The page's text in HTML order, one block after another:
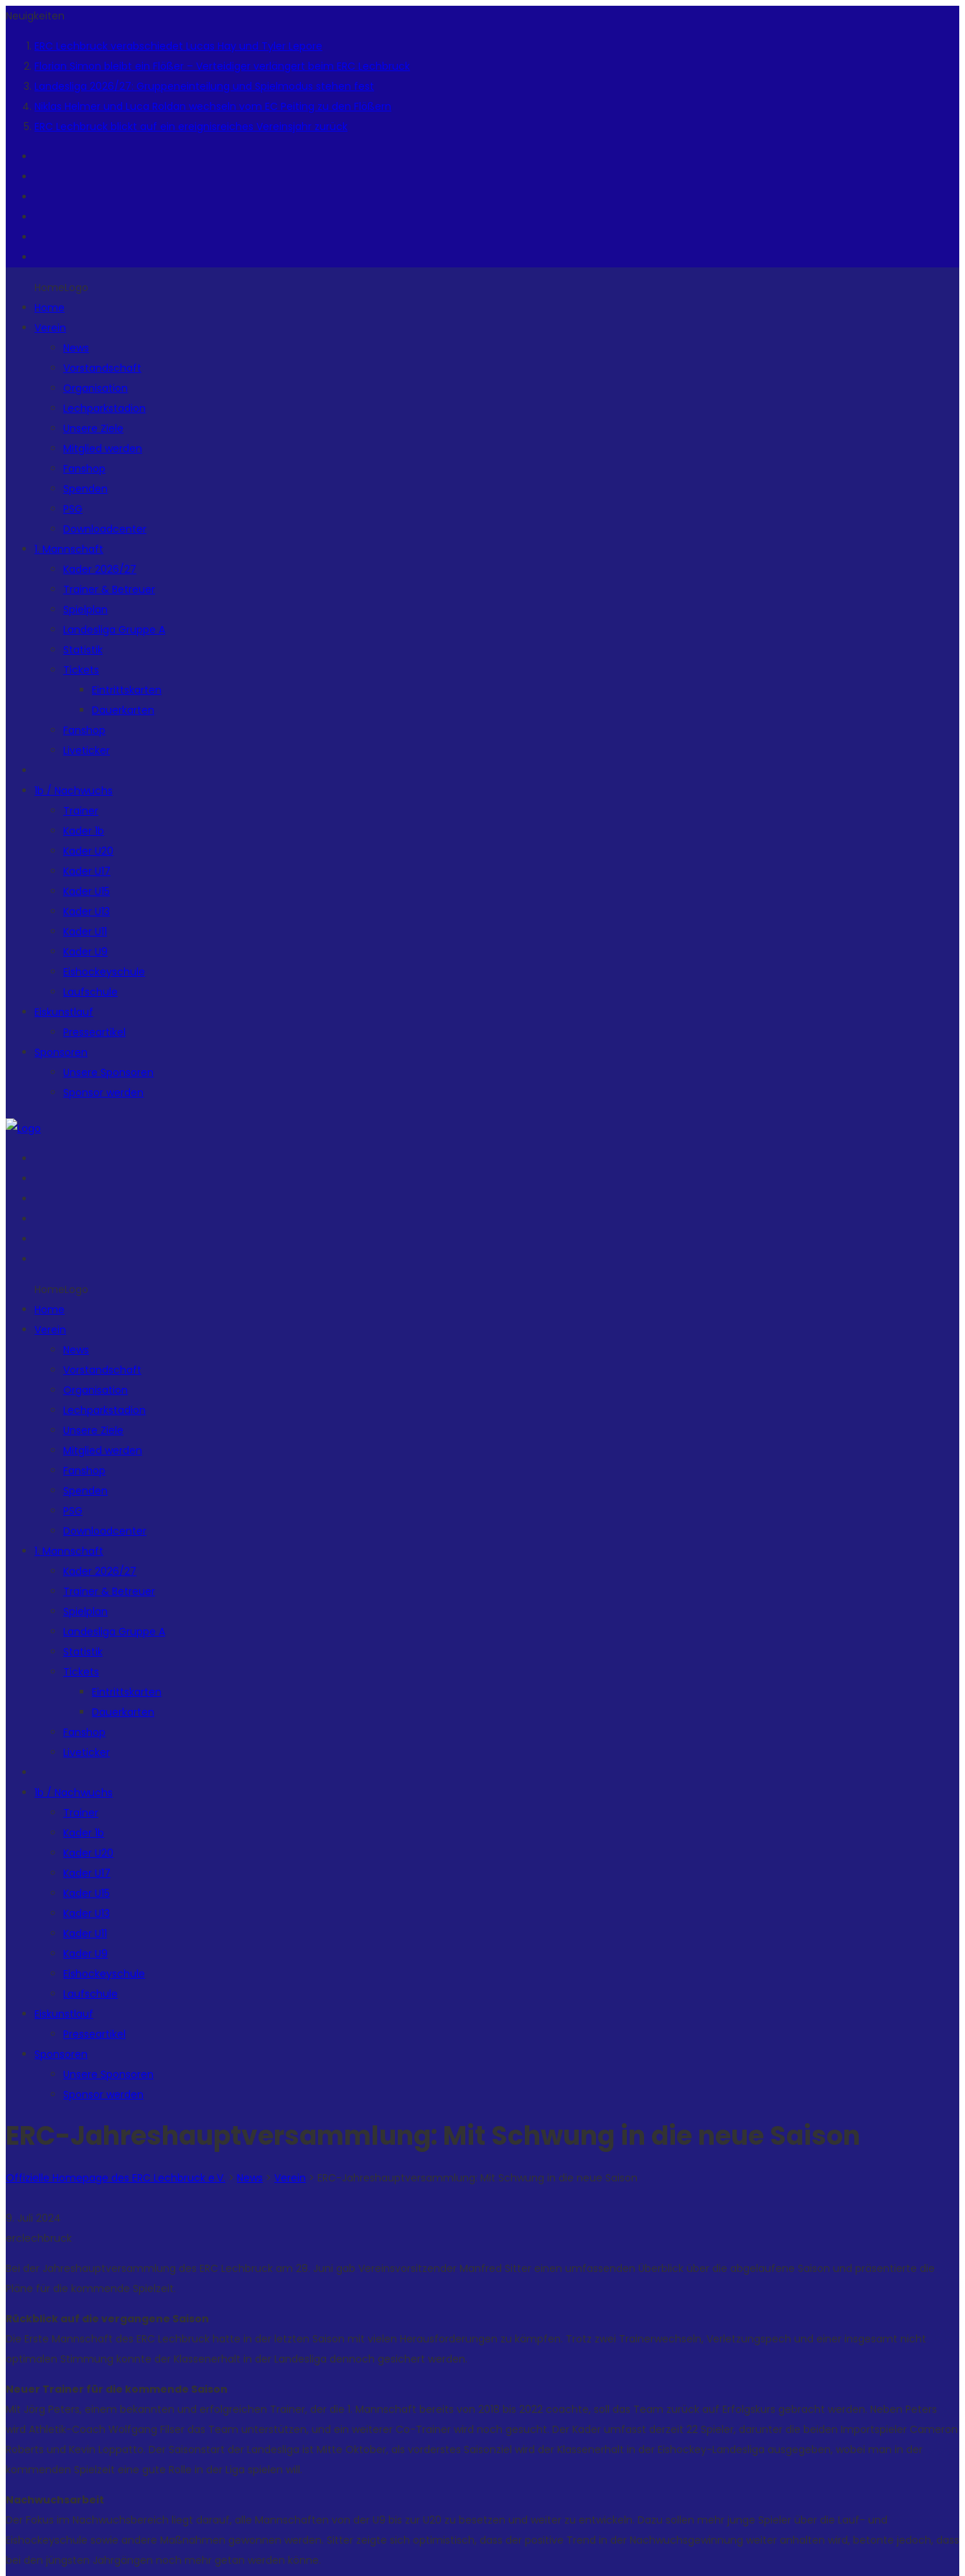
Neuigkeiten
ERC Lechbruck verabschiedet Lucas Hay und Tyler Lepore
Florian Simon bleibt ein Flößer – Verteidiger verlängert beim ERC Lechbruck
Landesliga 2026/27: Gruppeneinteilung und Spielmodus stehen fest
Niklas Helmer und Luca Roldan wechseln vom EC Peiting zu den Flößern
ERC Lechbruck blickt auf ein ereignisreiches Vereinsjahr zurück
HomeLogo
Home
Verein
News
Vorstandschaft
Organisation
Lechparkstadion
Unsere Ziele
Mitglied werden
Fanshop
Spenden
PSG
Downloadcenter
1. Mannschaft
Kader 2026/27
Trainer & Betreuer
Spielplan
Landesliga Gruppe A
Statistik
Tickets
Eintrittskarten
Dauerkarten
Fanshop
Liveticker
1b / Nachwuchs
Trainer
Kader 1b
Kader U20
Kader U17
Kader U15
Kader U13
Kader U11
Kader U9
Eishockeyschule
Laufschule
Eiskunstlauf
Presseartikel
Sponsoren
Unsere Sponsoren
Sponsor werden
HomeLogo
Home
Verein
News
Vorstandschaft
Organisation
Lechparkstadion
Unsere Ziele
Mitglied werden
Fanshop
Spenden
PSG
Downloadcenter
1. Mannschaft
Kader 2026/27
Trainer & Betreuer
Spielplan
Landesliga Gruppe A
Statistik
Tickets
Eintrittskarten
Dauerkarten
Fanshop
Liveticker
1b / Nachwuchs
Trainer
Kader 1b
Kader U20
Kader U17
Kader U15
Kader U13
Kader U11
Kader U9
Eishockeyschule
Laufschule
Eiskunstlauf
Presseartikel
Sponsoren
Unsere Sponsoren
Sponsor werden
ERC-Jahreshauptversammlung: Mit Schwung in die neue Saison
Offizielle Homepage des ERC Lechbruck e.V. > News > Verein > ERC-Jahreshauptversammlung: Mit Schwung in die neue Saison
9. Juli 2024
erclechbruck
Bei der Jahreshauptversammlung des ERC Lechbruck am 28. Juni gab Vereinsvorsitzender Manfred Sitter einen umfassenden Überblick über die abgelaufene Saison und präsentierte die
Pläne für die kommende Spielzeit.
Rückblick auf die vergangene Saison
Die Erste Mannschaft des ERC Lechbruck hatte in der letzten Saison mit vielen Herausforderungen zu kämpfen. Trotz zwei Trainerwechseln, Verletzungspech und einer insgesamt nicht
optimalen Stimmung konnte der Klassenerhalt in der Landesliga dennoch gesichert werden.
Neuer Trainer für die kommende Saison
Mit Jörg Peters, einem bekannten und erfolgreichen Trainer, der die 1. Mannschaft bereits von 2018 bis 2022 coachte, soll das Team zurück auf Erfolgskurs gebracht werden. Neben Peters
wird Athletik-Coach Wolfgang Filser das Team unterstützen, und ein weiterer Co-Trainer wird noch gesucht. Der Kader umfasst derzeit 22 Spieler, darunter die beiden Importspieler Cameron
Roberts und Kevin Loppatto. Der Saisonstart der Landesliga ist Mitte Oktober, als vorderstes Saisonziel wird der Klassenerhalt in der Eishockey-Landesliga ausgegeben, wobei man in der
kommenden Spielzeit eine gute Rolle in der Liga spielen will.
Nachwuchsarbeit
Der Fokus im Nachwuchsbereich liegt darauf, alle Mannschaften von der U9 bis zur U20 zu besetzen und weiter zu entwickeln. Dazu sollen mehr junge Spieler über die Lauf- und
Eishockeyschule sowie andere Maßnahmen gewonnen werden. Sitter zeigte sich optimistisch, dass der positive Trend in der Nachwuchsgewinnung weiter anhalten wird, betonte jedoch, dass
bei den jüngsten Jahrgängen noch mehr getan werden könne.